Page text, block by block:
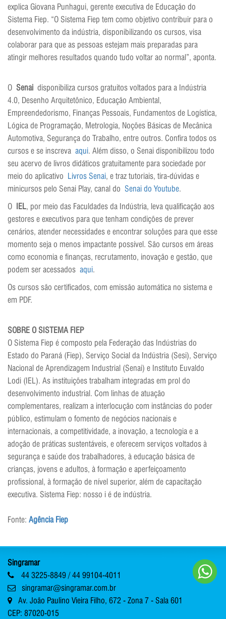
explica Giovana Punhagui, gerente executiva de Educação do
Sistema Fiep. “O Sistema Fiep tem como objetivo contribuir para o
desenvolvimento da indústria, disponibilizando os cursos, visa
colaborar para que as pessoas estejam mais preparadas para
atingir melhores resultados quando tudo voltar ao normal”, aponta.
O Senai disponibiliza cursos gratuitos voltados para a Indústria
4.0, Desenho Arquitetônico, Educação Ambiental,
Empreendedorismo, Finanças Pessoais, Fundamentos de Logística,
Lógica de Programação, Metrologia, Noções Básicas de Mecânica
Automotiva, Segurança do Trabalho, entre outros. Confira todos os
cursos e se inscreva aqui. Além disso, o Senai disponibilizou todo
seu acervo de livros didáticos gratuitamente para sociedade por
meio do aplicativo Livros Senai, e traz tutoriais, tira-dúvidas e
minicursos pelo Senai Play, canal do Senai do Youtube.
O IEL, por meio das Faculdades da Indústria, leva qualificação aos
gestores e executivos para que tenham condições de prever
cenários, atender necessidades e encontrar soluções para que esse
momento seja o menos impactante possível. São cursos em áreas
como economia e finanças, recrutamento, inovação e gestão, que
podem ser acessados aqui.
Os cursos são certificados, com emissão automática no sistema e
em PDF.
SOBRE O SISTEMA FIEP
O Sistema Fiep é composto pela Federação das Indústrias do
Estado do Paraná (Fiep), Serviço Social da Indústria (Sesi), Serviço
Nacional de Aprendizagem Industrial (Senai) e Instituto Euvaldo
Lodi (IEL). As instituições trabalham integradas em prol do
desenvolvimento industrial. Com linhas de atuação
complementares, realizam a interlocução com instâncias do poder
público, estimulam o fomento de negócios nacionais e
internacionais, a competitividade, a inovação, a tecnologia e a
adoção de práticas sustentáveis, e oferecem serviços voltados à
segurança e saúde dos trabalhadores, à educação básica de
crianças, jovens e adultos, à formação e aperfeiçoamento
profissional, à formação de nível superior, além de capacitação
executiva. Sistema Fiep: nosso i é de indústria.
Fonte: Agência Fiep
Singramar
44 3225-8849 / 44 99104-4011
singramar@singramar.com.br
Av. João Paulino Vieira Filho, 672 - Zona 7 - Sala 601
CEP: 87020-015